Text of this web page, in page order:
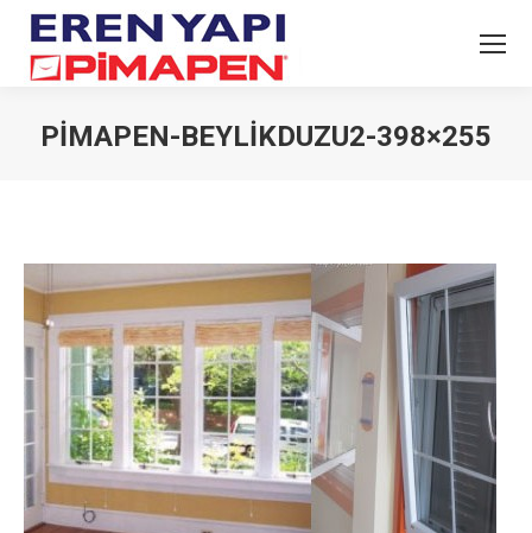
PIMAPEN-BEYLIKDUZU2-398×255